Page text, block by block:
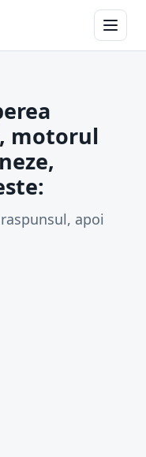
motorul
apoi